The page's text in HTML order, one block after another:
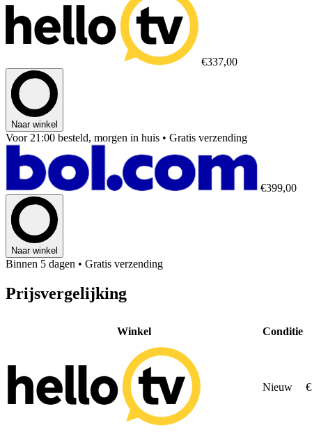
€337,00
Naar winkel
Voor 21:00 besteld, morgen in huis • Gratis verzending
€399,00
Naar winkel
Binnen 5 dagen • Gratis verzending
Prijsvergelijking
Winkel Conditie
Nieuw